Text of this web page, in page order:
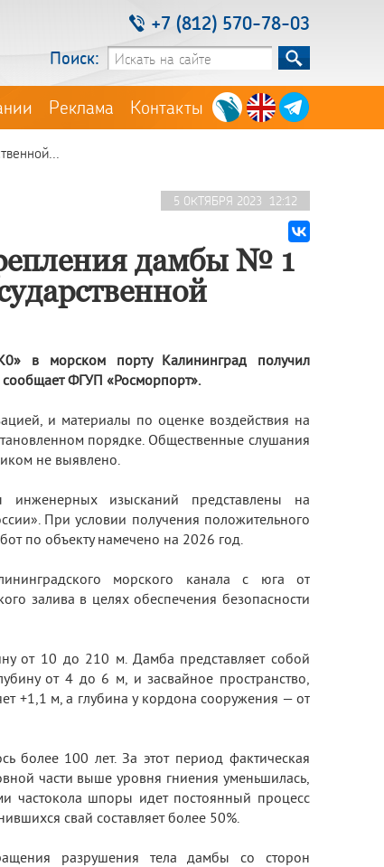
+7 (812) 570-78-03
Поиск:
Реклама Контакты
5 ОКТЯБРЯ 2023 12:12
дамбы № 1
в морском порту Калининград получил
сообщает ФГУП «Росморпорт».
и материалы по оценке воздействия на
порядке. Общественные слушания
не выявлено.
инженерных изысканий представлены на
При условии получения положительного
по объекту намечено на 2026 год.
морского канала с юга от
залива в целях обеспечения безопасности
от 10 до 210 м. Дамба представляет собой
от 4 до 6 м, и засвайное пространство,
+1,1 м, а глубина у кордона сооружения — от
более 100 лет. За этот период фактическая
части выше уровня гниения уменьшилась,
частокола шпоры идет постоянный процесс
свай составляет более 50%.
разрушения тела дамбы со сторон